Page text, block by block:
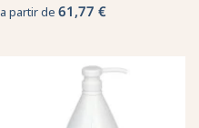
a partir de 61,77 €